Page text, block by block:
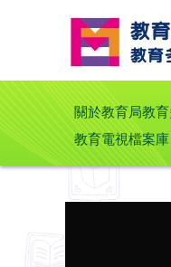
關於教育局教
教育電視檔案庫